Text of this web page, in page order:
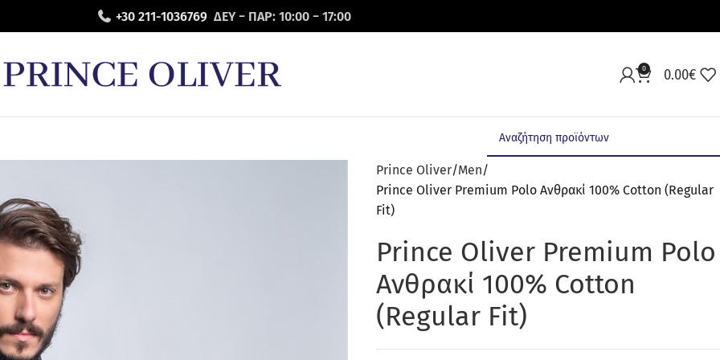
+30 211-1036769 ΔΕΥ − ΠΑΡ: 10:00 − 17:00
0 0.00€
Prince Oliver Men
Prince Oliver Premium Polo Ανθρακί 100% Cotton (Regular
Fit)
Prince Oliver Premium Polo
Ανθρακί 100% Cotton
(Regular Fit)